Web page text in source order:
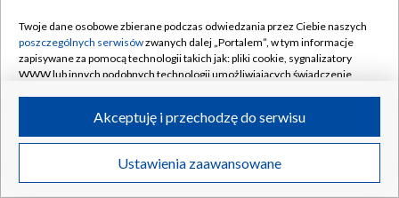
Rada Programowa
System NOS
Informacje o nadawcy
Program dla prasy
Ogłoszenie przetargowe
Kontakt
Kanały
©2026 Telewizja Polska S.A. w likwidacji
Twoje dane osobowe zbierane podczas odwiedzania przez Ciebie naszych
poszczególnych serwisówzwanych dalej „Portalem”, w tym informacje
zapisywane za pomocą technologii takich jak: pliki cookie, sygnalizatory
WWW lub innych podobnych technologii umożliwiających świadczenie
ruchu w Internecie.
Twoje dane osobowe zbierane podczas odwiedzania przez Ciebie
poszczególnych serwisówna Portalu, takie jak adresy IP, identyfikatory
Ustawienia zaawansowane
Akceptuję i przechodzę do serwisu